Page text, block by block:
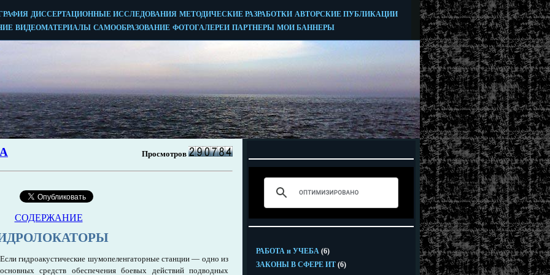
СОДЕРЖАНИЕ
Если гидроакустические шумопеленгаторные станции — одно из
основных средств обеспечения боевых действий подводных